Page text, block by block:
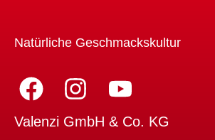
Natürliche Geschmackskultur
Valenzi GmbH & Co. KG